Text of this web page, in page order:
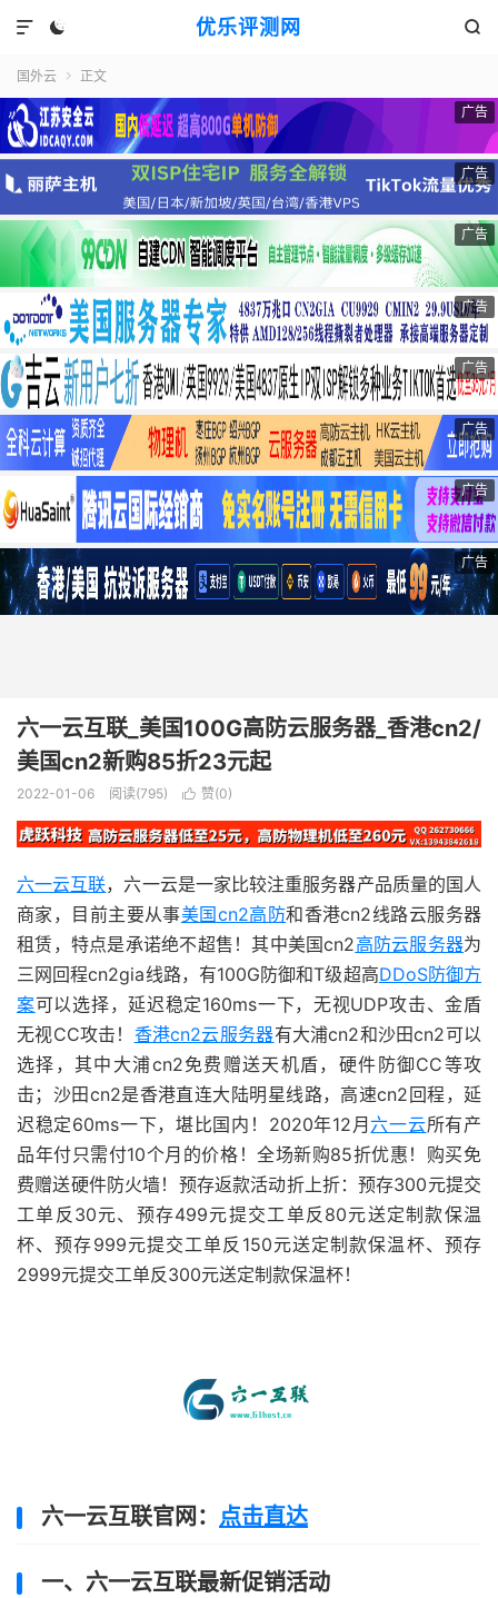
优乐评测网
 

国外云  正文
广告
广告
广告
广告
广告
广告
广告
广告
六一云互联_美国100G高防云服务器_香港cn2/
美国cn2新购85折23元起
2022-01-06 阅读(795)  赞(0)
六一云互联，六一云是一家比较注重服务器产品质量的国人
商家，目前主要从事美国cn2高防和香港cn2线路云服务器
租赁，特点是承诺绝不超售！其中美国cn2高防云服务器为
三网回程cn2gia线路，有100G防御和T级超高DDoS防御方
案可以选择，延迟稳定160ms一下，无视UDP攻击、金盾
无视CC攻击！ 香港cn2云服务器有大浦cn2和沙田cn2可以
选择，其中大浦cn2免费赠送天机盾，硬件防御CC等攻
击；沙田cn2是香港直连大陆明星线路，高速cn2回程，延
迟稳定60ms一下，堪比国内！2020年12月 六一云所有产
品年付只需付10个月的价格！全场新购85折优惠！购买免
费赠送硬件防火墙！预存返款活动折上折：预存300元提交
工单反30元、预存499元提交工单反80元送定制款保温
杯、预存999元提交工单反150元送定制款保温杯、预存
2999元提交工单反300元送定制款保温杯！
六一云互联官网： 点击直达
一、六一云互联最新促销活动